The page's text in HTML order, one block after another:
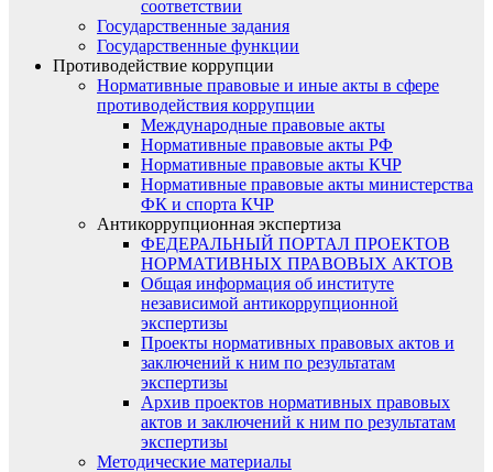
соответствии
Государственные задания
Государственные функции
Противодействие коррупции
Нормативные правовые и иные акты в сфере
противодействия коррупции
Международные правовые акты
Нормативные правовые акты РФ
Нормативные правовые акты КЧР
Нормативные правовые акты министерства
ФК и спорта КЧР
Антикоррупционная экспертиза
ФЕДЕРАЛЬНЫЙ ПОРТАЛ ПРОЕКТОВ
НОРМАТИВНЫХ ПРАВОВЫХ АКТОВ
Общая информация об институте
независимой антикоррупционной
экспертизы
Проекты нормативных правовых актов и
заключений к ним по результатам
экспертизы
Архив проектов нормативных правовых
актов и заключений к ним по результатам
экспертизы
Методические материалы